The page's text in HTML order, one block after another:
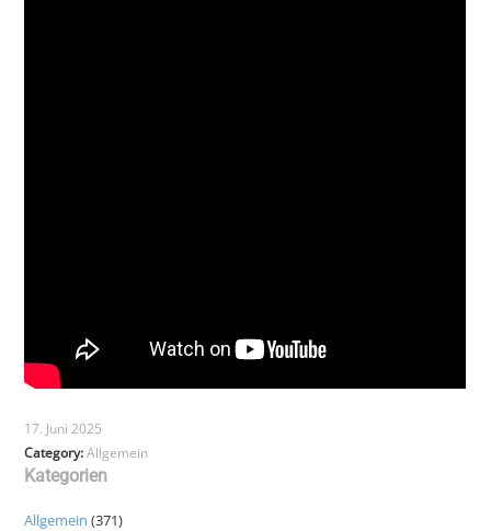
17. Juni 2025
Category:Allgemein
Kategorien
Allgemein (371)